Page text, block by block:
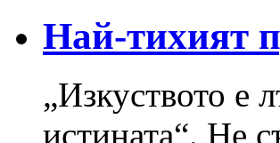
Най-тихият
„Изкуството е
истината“. Не